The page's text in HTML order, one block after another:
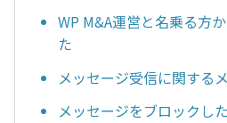
WP M&A運営と名乗る方
た
メッセージ受信に関する
メッセージをブロックし